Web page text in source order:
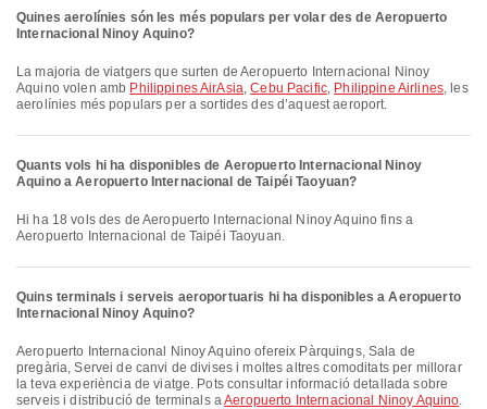
Quines aerolínies són les més populars per volar des de Aeropuerto
Internacional Ninoy Aquino?
La majoria de viatgers que surten de Aeropuerto Internacional Ninoy
Aquino volen amb Philippines AirAsia,Cebu Pacific, Philippine Airlines, les
aerolínies més populars per a sortides des d’aquest aeroport.
Quants vols hi ha disponibles de Aeropuerto Internacional Ninoy
Aquino a Aeropuerto Internacional de Taipéi Taoyuan?
Hi ha 18 vols des de Aeropuerto Internacional Ninoy Aquino fins a
Aeropuerto Internacional de Taipéi Taoyuan.
Quins terminals i serveis aeroportuaris hi ha disponibles a Aeropuerto
Internacional Ninoy Aquino?
Aeropuerto Internacional Ninoy Aquino ofereix Pàrquings, Sala de
pregària, Servei de canvi de divises i moltes altres comoditats per millorar
la teva experiència de viatge. Pots consultar informació detallada sobre
serveis i distribució de terminals aAeropuerto Internacional Ninoy Aquino.